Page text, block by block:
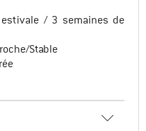
/ 3 semaines de
Stable